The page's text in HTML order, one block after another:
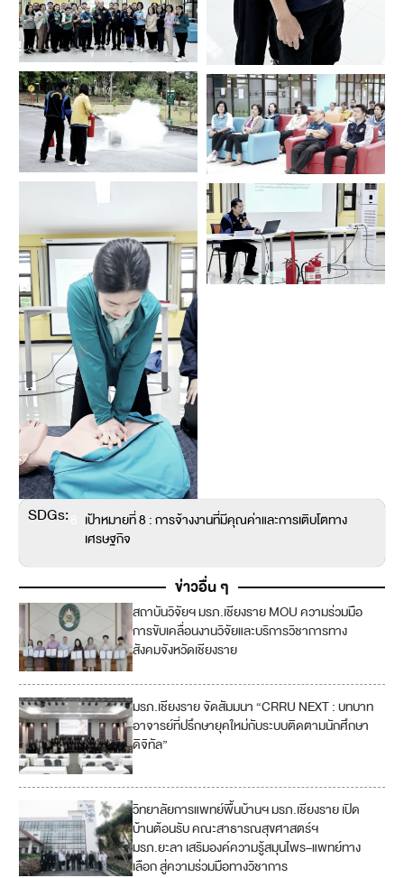
SDGs:
เป้าหมายที่ 8 : การจ้างงานที่มีคุณค่าและการเติบโตทาง
เศรษฐกิจ
ข่าวอื่น ๆ
สถาบันวิจัยฯ มรภ.เชียงราย MOU ความร่วมมือ
การขับเคลื่อนงานวิจัยและบริการวิชาการทาง
สังคมจังหวัดเชียงราย
มรภ.เชียงราย จัดสัมมนา “CRRU NEXT : บทบาท
อาจารย์ที่ปรึกษายุคใหม่กับระบบติดตามนักศึกษา
ดิจิทัล”
วิทยาลัยการแพทย์พื้นบ้านฯ มรภ.เชียงราย เปิด
บ้านต้อนรับ คณะสาธารณสุขศาสตร์ฯ
มรภ.ยะลา เสริมองค์ความรู้สมุนไพร–แพทย์ทาง
เลือก สู่ความร่วมมือทางวิชาการ